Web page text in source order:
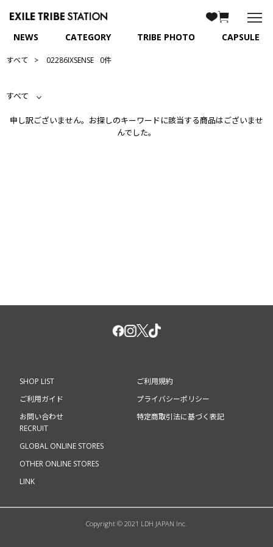
NEWS CATEGORY TRIBE PHOTO CAPSULE
すべて 02286IXSENSE 0件
すべて
申し訳ございません。お探しのキーワードに該当する商品はございませ
んでした。
SHOP LIST
ご利用ガイド
お問い合わせ
ご利用規約
プライバシーポリシー
特定商取引法に基づく表記
RECRUIT
GLOBAL ONLINE STORES
OTHER ONLINE STORES
LINK
Copyright © 2021 LDH JAPAN Inc.